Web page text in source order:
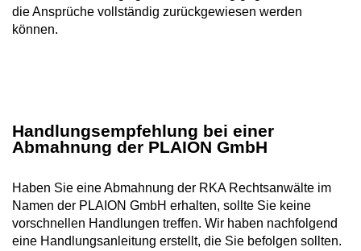
die Ansprüche vollständig zurückgewiesen werden
können.
Handlungsempfehlung bei einer
Abmahnung der PLAION GmbH
Haben Sie eine Abmahnung der RKA Rechtsanwälte im
Namen der PLAION GmbH erhalten, sollte Sie keine
vorschnellen Handlungen treffen. Wir haben nachfolgend
eine Handlungsanleitung erstellt, die Sie befolgen sollten.